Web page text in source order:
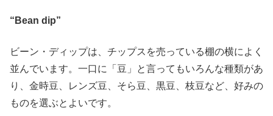
“Bean dip”
ビーン・ディップは、チップスを売っている棚の横によく
並んでいます。一口に「豆」と言ってもいろんな種類があ
り、金時豆、レンズ豆、そら豆、黒豆、枝豆など、好みの
ものを選ぶとよいです。